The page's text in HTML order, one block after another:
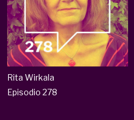
Rita Wirkala
Episodio 278